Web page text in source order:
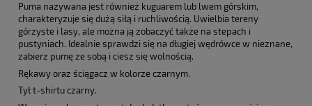
Puma nazywana jest również kuguarem lub lwem górskim,
charakteryzuje się dużą siłą i ruchliwością. Uwielbia tereny
górzyste i lasy, ale można ją zobaczyć także na stepach i
pustyniach. Idealnie sprawdzi się na długiej wędrówce w nieznane,
zabierz pumę ze sobą i ciesz się wolnością.
Rękawy oraz ściągacz w kolorze czarnym.
Tył t-shirtu czarny.